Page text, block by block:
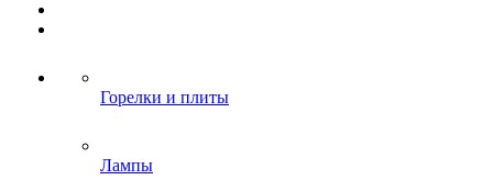
Горелки и плиты
Лампы